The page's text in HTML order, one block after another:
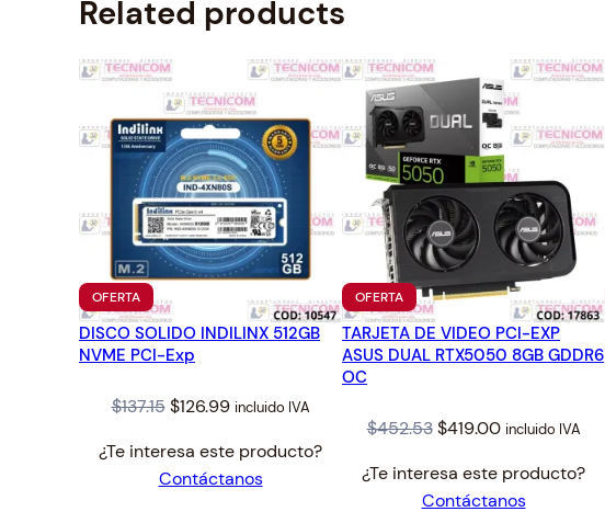
Related products
OFERTAPRODUCTO
EN
OFERTA
DISCO SOLIDO INDILINX 512GB
NVME PCI-Exp
$137.15 Original
was:
$137.15.
$126.99Current
is:
$126.99.
incluido IVA
¿Te interesa este producto?
Contáctanos
OFERTAPRODUCTO
EN
OFERTA
TARJETA DE VIDEO PCI-EXP
ASUS DUAL RTX5050 8GB GDDR6
OC
$452.53 Original
was:
$452.53.
$419.00Current
is:
$419.00.
incluido IVA
¿Te interesa este producto?
Contáctanos